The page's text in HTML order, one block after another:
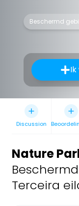
Beschermd
Discussion
Nature
Terceira